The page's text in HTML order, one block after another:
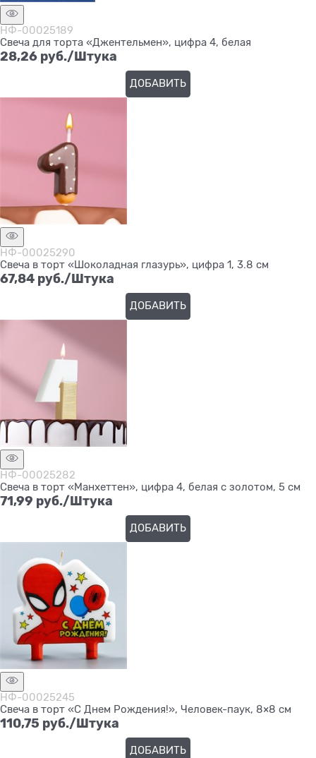
НФ-00025189
Свеча для торта «Джентельмен», цифра 4, белая
28,26 руб./Штука
ДОБАВИТЬ
НФ-00025290
Свеча в торт «Шоколадная глазурь», цифра 1, 3.8 см
67,84 руб./Штука
ДОБАВИТЬ
НФ-00025282
Свеча в торт «Манхеттен», цифра 4, белая с золотом, 5 см
71,99 руб./Штука
ДОБАВИТЬ
НФ-00025245
Свеча в торт «С Днем Рождения!», Человек-паук, 8×8 см
110,75 руб./Штука
ДОБАВИТЬ